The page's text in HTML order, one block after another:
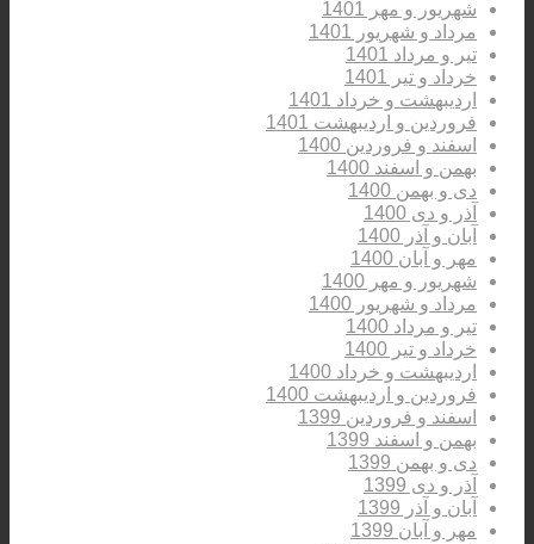
شهریور و مهر 1401
مرداد و شهریور 1401
تیر و مرداد 1401
خرداد و تیر 1401
اردیبهشت و خرداد 1401
فروردین و اردیبهشت 1401
اسفند و فروردین 1400
بهمن و اسفند 1400
دی و بهمن 1400
آذر و دی 1400
آبان و آذر 1400
مهر و آبان 1400
شهریور و مهر 1400
مرداد و شهریور 1400
تیر و مرداد 1400
خرداد و تیر 1400
اردیبهشت و خرداد 1400
فروردین و اردیبهشت 1400
اسفند و فروردین 1399
بهمن و اسفند 1399
دی و بهمن 1399
آذر و دی 1399
آبان و آذر 1399
مهر و آبان 1399